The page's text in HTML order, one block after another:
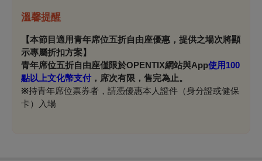
溫馨提醒
【本節目適用青年席位五折自由座優惠，提供之場次將顯
示專屬折扣方案】
青年席位五折自由座僅限於OPENTIX網站與App使用100
點以上文化幣支付 ，席次有限，售完為止。
※持青年席位票券者，請憑優惠本人證件（身分證或健保
卡）入場